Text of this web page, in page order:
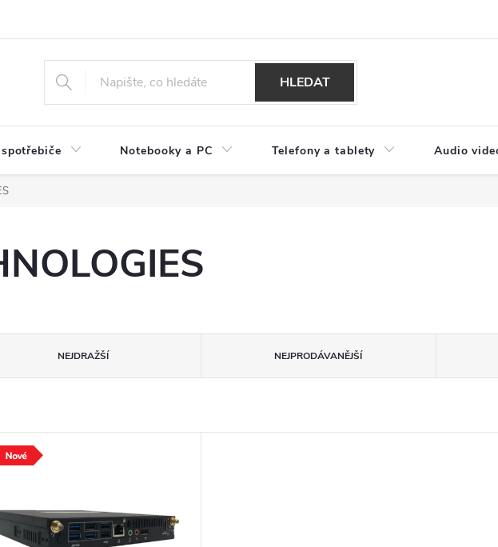
HLEDAT
Notebooky a PC Telefony a tablety Audio
NEJDRAŽŠÍ NEJPRODÁVANĚJŠÍ